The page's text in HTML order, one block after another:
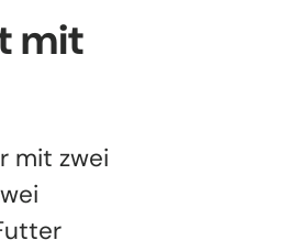
mit
mit zwei